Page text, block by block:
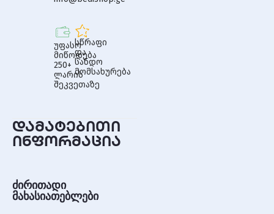
უფასო
მიწოდება
250+
ლარის
შეკვეთაზე
სწრაფი
და
სანდო
მომსახურება
დამატებითი
ინფორმაცია
ძირითადი
მახასიათებლები